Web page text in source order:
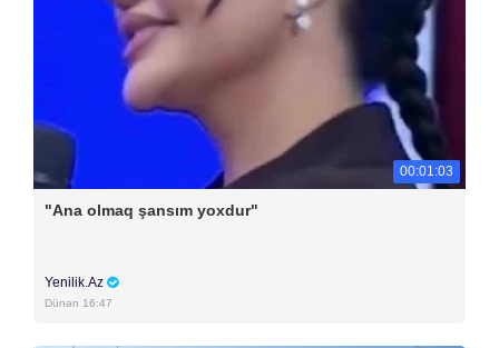
00:01:03
"Ana olmaq şansım yoxdur"
Yenilik.Az
Dünən 16:47